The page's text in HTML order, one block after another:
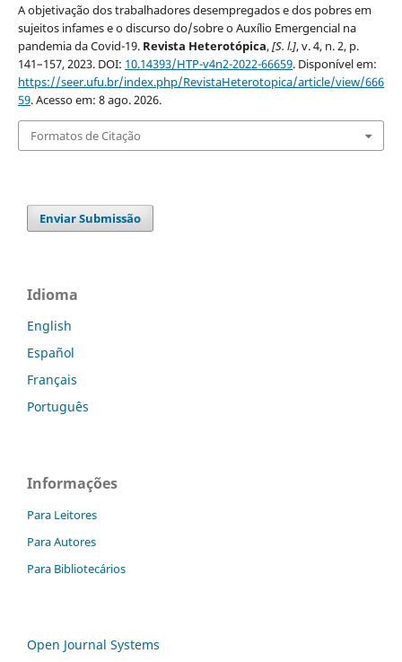
A objetivação dos trabalhadores desempregados e dos pobres em
sujeitos infames e o discurso do/sobre o Auxílio Emergencial na
pandemia da Covid-19. Revista Heterotópica,[S. l.], v. 4, n. 2, p.
141–157, 2023. DOI: 10.14393/HTP-v4n2-2022-66659. Disponível em:
https://seer.ufu.br/index.php/RevistaHeterotopica/article/view/666
59. Acesso em: 8 ago. 2026.
Formatos de Citação
Enviar Submissão
Idioma
English
Español
Français
Português
Informações
Para Leitores
Para Autores
Para Bibliotecários
Open Journal Systems